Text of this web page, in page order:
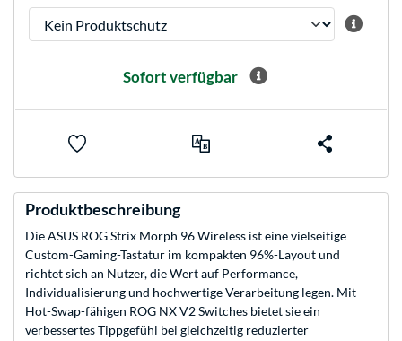
Sofort verfügbar
Produktbeschreibung
Die ASUS ROG Strix Morph 96 Wireless ist eine vielseitige
Custom-Gaming-Tastatur im kompakten 96%-Layout und
richtet sich an Nutzer, die Wert auf Performance,
Individualisierung und hochwertige Verarbeitung legen. Mit
Hot-Swap-fähigen ROG NX V2 Switches bietet sie ein
verbessertes Tippgefühl bei gleichzeitig reduzierter